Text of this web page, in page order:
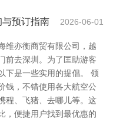
与预订指南 2026-06-01
维亦衡商贸有限公司，越
前去深圳。为了匡助游客
下是一些实用的提倡。 领
钱，不错使用各大航空公
程、飞猪、去哪儿等。这
，便捷用户找到最优惠的